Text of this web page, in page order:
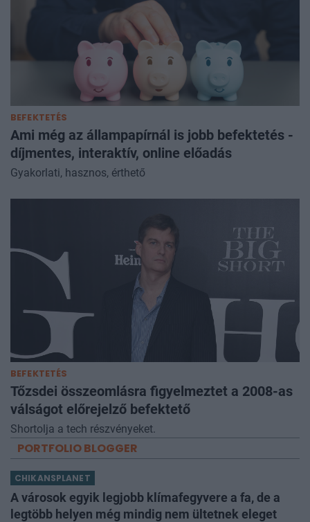
BEFEKTETÉS
Ami még az állampapírnál is jobb befektetés -
díjmentes, interaktív, online előadás
Gyakorlati, hasznos, érthető
BEFEKTETÉS
Tőzsdei összeomlásra figyelmeztet a 2008-as
válságot előrejelző befektető
Shortolja a tech részvényeket.
PORTFOLIO BLOGGER
CHIKANSPLANET
A városok egyik legjobb klímafegyvere a fa, de a
legtöbb helyen még mindig nem ültetnek eleget